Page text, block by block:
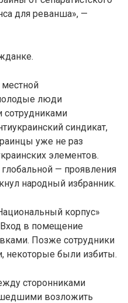
для реванша», —
местной
люди
сотрудниками
синдикат,
уже не раз
элементов.
— проявления
народный избранник.
корпус»
Вход в помещение
Позже сотрудники
некоторые были избиты.
сторонниками
возложить